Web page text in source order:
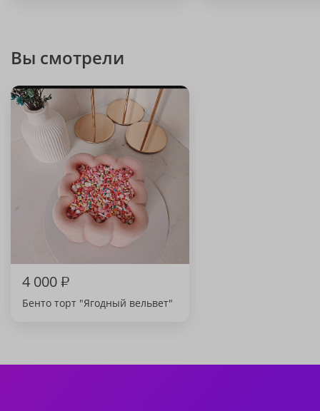
Вы смотрели
4 000₽
Бенто торт "Ягодный вельвет"